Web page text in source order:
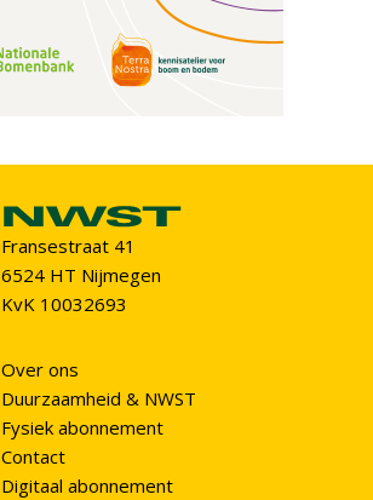
Fransestraat 41
6524 HT Nijmegen
KvK 10032693
Over ons
Duurzaamheid & NWST
Fysiek abonnement
Contact
Digitaal abonnement